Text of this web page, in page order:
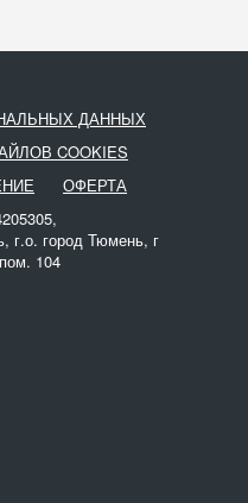
ДАННЫХ
COOKIES
ОФЕРТА
г.о. город Тюмень, г
104